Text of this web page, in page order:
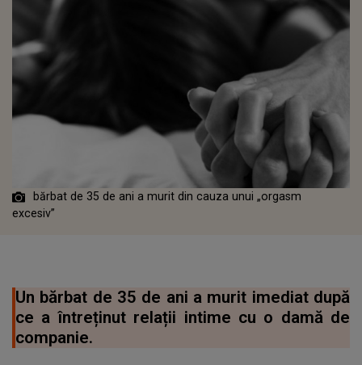
bărbat de 35 de ani a murit din cauza unui „orgasm
excesiv”
Un bărbat de 35 de ani a murit imediat după
ce a întreținut relații intime cu o damă de
companie.